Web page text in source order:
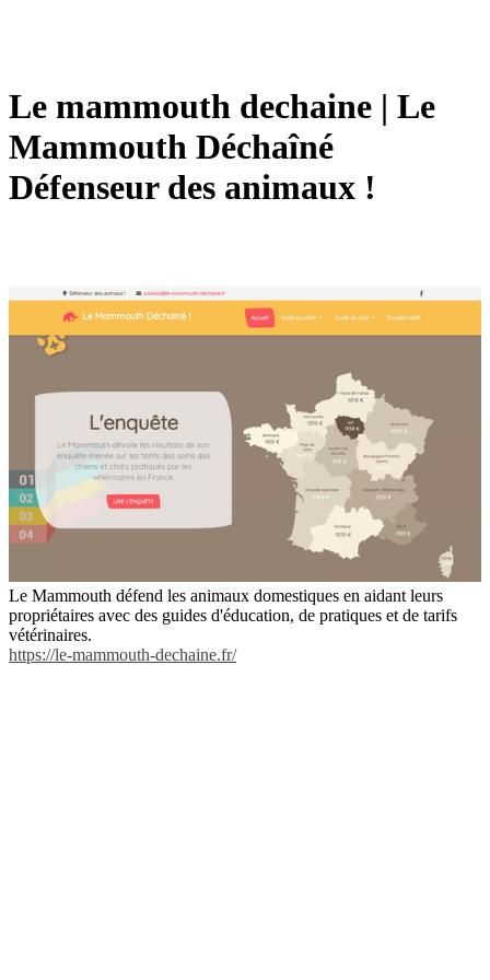
Le mammouth dechaine | Le
Mammouth Déchaîné
Défenseur des animaux !
Le Mammouth défend les animaux domestiques en aidant leurs
propriétaires avec des guides d'éducation, de pratiques et de tarifs
vétérinaires.
https://le-mammouth-dechaine.fr/